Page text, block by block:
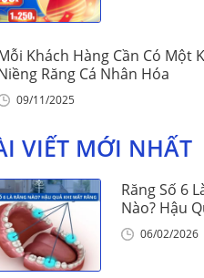
Khách Hàng Cần Có Một
Răng Cá Nhân Hóa
09/11/2025
VIẾT MỚI NHẤT
Răng Số 6
Nào? Hậu
Mất Răng Số
06/02/2026